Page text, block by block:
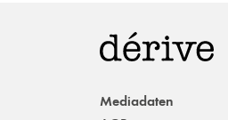
Mediadaten